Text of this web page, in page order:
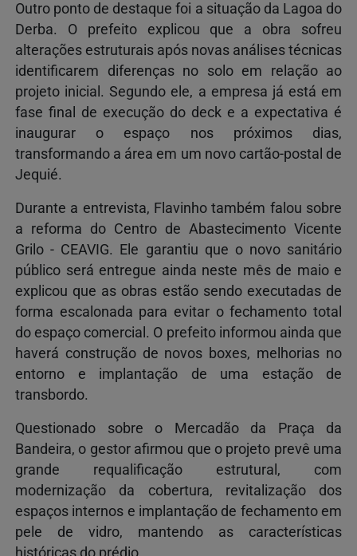
Outro ponto de destaque foi a situação da Lagoa do
Derba. O prefeito explicou que a obra sofreu
alterações estruturais após novas análises técnicas
identificarem diferenças no solo em relação ao
projeto inicial. Segundo ele, a empresa já está em
fase final de execução do deck e a expectativa é
inaugurar o espaço nos próximos dias,
transformando a área em um novo cartão-postal de
Jequié.
Durante a entrevista, Flavinho também falou sobre
a reforma do Centro de Abastecimento Vicente
Grilo - CEAVIG. Ele garantiu que o novo sanitário
público será entregue ainda neste mês de maio e
explicou que as obras estão sendo executadas de
forma escalonada para evitar o fechamento total
do espaço comercial. O prefeito informou ainda que
haverá construção de novos boxes, melhorias no
entorno e implantação de uma estação de
transbordo.
Questionado sobre o Mercadão da Praça da
Bandeira, o gestor afirmou que o projeto prevê uma
grande requalificação estrutural, com
modernização da cobertura, revitalização dos
espaços internos e implantação de fechamento em
pele de vidro, mantendo as características
históricas do prédio.